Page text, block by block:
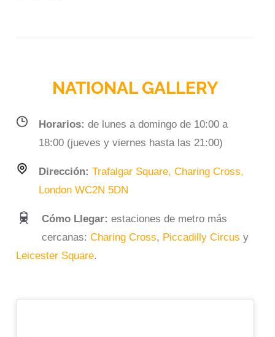
NATIONAL GALLERY
Horarios: de lunes a domingo de 10:00 a
18:00 (jueves y viernes hasta las 21:00)
Dirección: Trafalgar Square, Charing Cross,
London WC2N 5DN
Cómo Llegar: estaciones de metro más
cercanas:Charing Cross, Piccadilly Circus y
Leicester Square.